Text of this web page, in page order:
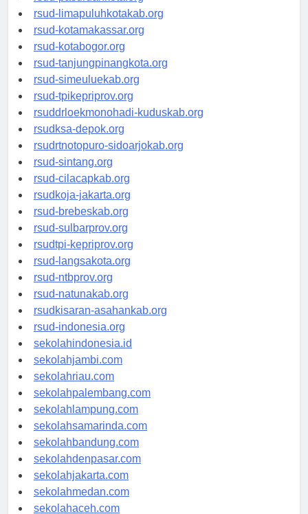
rsud-pasuruankota.org
rsud-limapuluhkotakab.org
rsud-kotamakassar.org
rsud-kotabogor.org
rsud-tanjungpinangkota.org
rsud-simeuluekab.org
rsud-tpikepriprov.org
rsuddrloekmonohadi-kuduskab.org
rsudksa-depok.org
rsudrtnotopuro-sidoarjokab.org
rsud-sintang.org
rsud-cilacapkab.org
rsudkoja-jakarta.org
rsud-brebeskab.org
rsud-sulbarprov.org
rsudtpi-kepriprov.org
rsud-langsakota.org
rsud-ntbprov.org
rsud-natunakab.org
rsudkisaran-asahankab.org
rsud-indonesia.org
sekolahindonesia.id
sekolahjambi.com
sekolahriau.com
sekolahpalembang.com
sekolahlampung.com
sekolahsamarinda.com
sekolahbandung.com
sekolahdenpasar.com
sekolahjakarta.com
sekolahmedan.com